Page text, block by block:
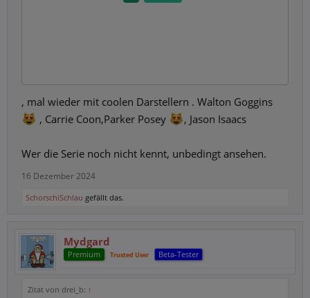
, mal wieder mit coolen Darstellern . Walton Goggins
, Carrie Coon,Parker Posey
, Jason Isaacs
Wer die Serie noch nicht kennt, unbedingt ansehen.
16 Dezember 2024
SchorschiSchlau gefällt das.
Mydgard
Premium Trusted User Beta-Tester
Zitat von drei_b: ↑